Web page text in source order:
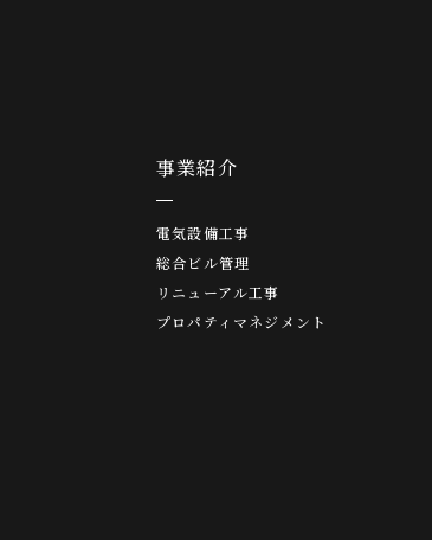
事業紹介
電気設備工事
総合ビル管理
リニューアル工事
プロパティマネジメント